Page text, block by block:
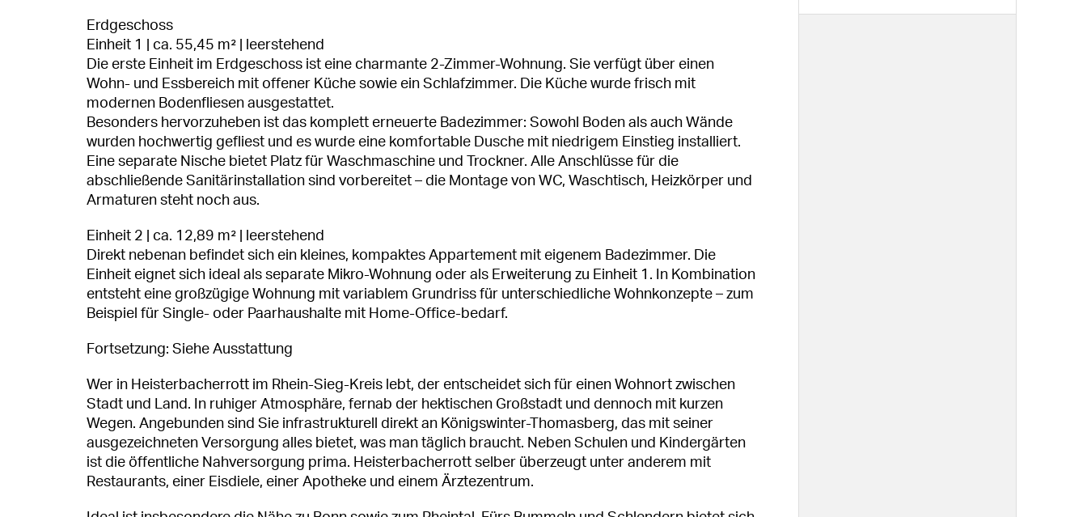
Erdgeschoss
Einheit 1 | ca. 55,45 m² | leerstehend
Die erste Einheit im Erdgeschoss ist eine charmante 2-Zimmer-Wohnung. Sie verfügt über einen
Wohn- und Essbereich mit offener Küche sowie ein Schlafzimmer. Die Küche wurde frisch mit
modernen Bodenfliesen ausgestattet.
Besonders hervorzuheben ist das komplett erneuerte Badezimmer: Sowohl Boden als auch Wände
wurden hochwertig gefliest und es wurde eine komfortable Dusche mit niedrigem Einstieg installiert.
Eine separate Nische bietet Platz für Waschmaschine und Trockner. Alle Anschlüsse für die
abschließende Sanitärinstallation sind vorbereitet – die Montage von WC, Waschtisch, Heizkörper und
Armaturen steht noch aus.
Einheit 2 | ca. 12,89 m² | leerstehend
Direkt nebenan befindet sich ein kleines, kompaktes Appartement mit eigenem Badezimmer. Die
Einheit eignet sich ideal als separate Mikro-Wohnung oder als Erweiterung zu Einheit 1. In Kombination
entsteht eine großzügige Wohnung mit variablem Grundriss für unterschiedliche Wohnkonzepte – zum
Beispiel für Single- oder Paarhaushalte mit Home-Office-bedarf.
Fortsetzung: Siehe Ausstattung
Wer in Heisterbacherrott im Rhein-Sieg-Kreis lebt, der entscheidet sich für einen Wohnort zwischen
Stadt und Land. In ruhiger Atmosphäre, fernab der hektischen Großstadt und dennoch mit kurzen
Wegen. Angebunden sind Sie infrastrukturell direkt an Königswinter-Thomasberg, das mit seiner
ausgezeichneten Versorgung alles bietet, was man täglich braucht. Neben Schulen und Kindergärten
ist die öffentliche Nahversorgung prima. Heisterbacherrott selber überzeugt unter anderem mit
Restaurants, einer Eisdiele, einer Apotheke und einem Ärztezentrum.